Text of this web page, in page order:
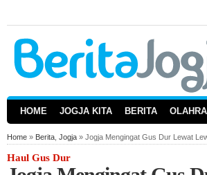
HOME JOGJA KITA BERITA
Home » Berita Jogja » Jogja Mengingat Gus Dur Lewat
Haul Gus Dur